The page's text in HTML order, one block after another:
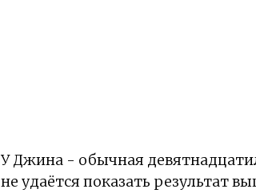
У Джина - обычная
не удаётся показать результат